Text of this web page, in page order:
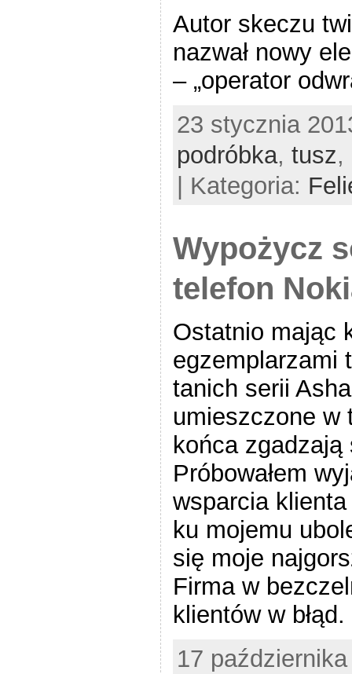
Autor skeczu
nazwał nowy
– „operator
23 stycznia
podróbka, tusz,
| Kategoria:
Wypożycz
telefon
Ostatnio mając
egzemplarzami
tanich serii
umieszczone w
końca
Próbowałem
wsparcia
ku mojemu
się moje
Firma w
klientów w
17